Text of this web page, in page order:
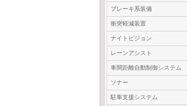
ブレーキ系装備
衝突軽減装置
ナイトビジョン
レーンアシスト
車間距離自動制御システム
ソナー
駐車支援システム